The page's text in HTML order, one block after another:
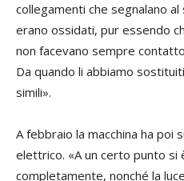
collegamenti che segnalano
erano ossidati, pur essendo
non facevano sempre
Da quando li abbiamo
simili».
A febbraio la macchina ha poi
elettrico. «A un certo punto si
completamente, nonché la